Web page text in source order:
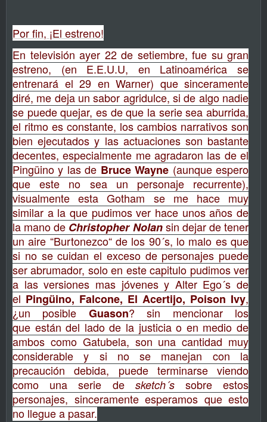
Por fin, ¡El estreno!
En televisión ayer 22 de setiembre, fue su gran
estreno, (en E.E.U.U, en Latinoamérica se
entrenará el 29 en Warner) que sinceramente
diré, me deja un sabor agridulce, si de algo nadie
se puede quejar, es de que la serie sea aburrida,
el ritmo es constante, los cambios narrativos son
bien ejecutados y las actuaciones son bastante
decentes, especialmente me agradaron las de el
Pingüino y las de Bruce Wayne (aunque espero
que este no sea un personaje recurrente),
visualmente esta Gotham se me hace muy
similar a la que pudimos ver hace unos años de
la mano de Christopher Nolansin dejar de tener
un aire “Burtonezco“ de los 90´s, lo malo es que
si no se cuidan el exceso de personajes puede
ser abrumador, solo en este capitulo pudimos ver
a las versiones mas jóvenes y Alter Ego´s de
el Pingüino, Falcone, El Acertijo, Poison Ivy,
¿un posible Guason? sin mencionar los
que están del lado de la justicia o en medio de
ambos como Gatubela, son una cantidad muy
considerable y si no se manejan con la
precaución debida, puede terminarse viendo
como una serie de sketch´s sobre estos
personajes, sinceramente esperamos que esto
no llegue a pasar.